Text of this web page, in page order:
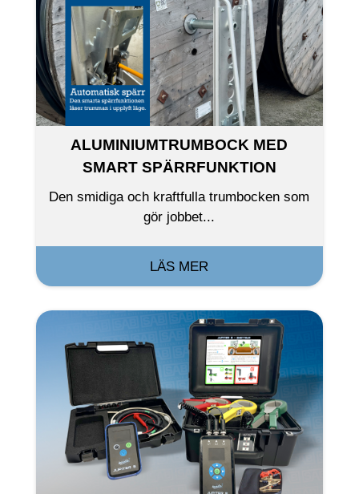
ALUMINIUMTRUMBOCK MED
SMART SPÄRRFUNKTION
Den smidiga och kraftfulla trumbocken som
gör jobbet...
LÄS MER